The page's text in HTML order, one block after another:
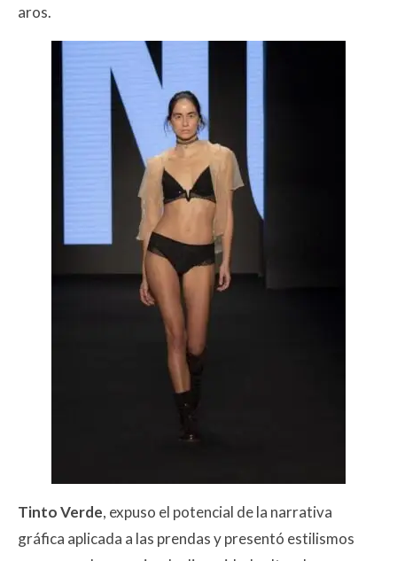
aros.
Tinto Verde, expuso el potencial de la narrativa
gráfica aplicada a las prendas y presentó estilismos